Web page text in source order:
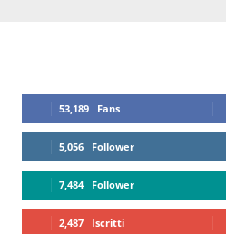
53,189 Fans
5,056 Follower
7,484 Follower
2,487 Iscritti